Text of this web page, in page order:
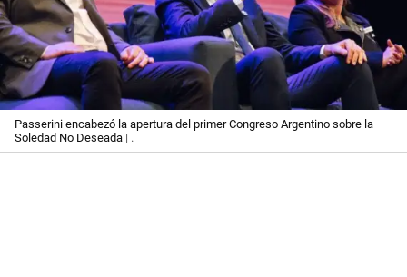
Passerini encabezó la apertura del primer Congreso Argentino sobre la
Soledad No Deseada | .